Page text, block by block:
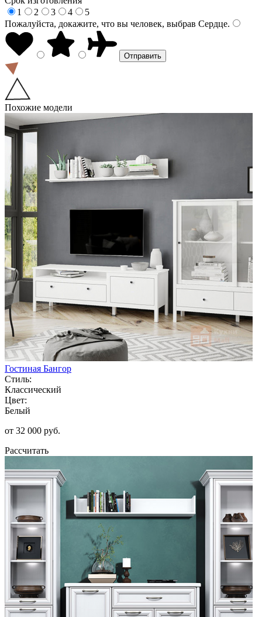
1
2 3 4
5
Пожалуйста, докажите, что вы человек, выбрав Сердце.
Похожие модели
Гостиная Бангор
Стиль:
Классический
Цвет:
Белый
от 32 000 руб.
Рассчитать